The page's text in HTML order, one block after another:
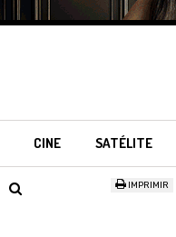
CINE SATÉLITE
IMPRIMIR